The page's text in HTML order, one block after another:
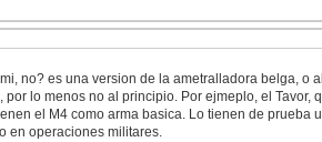
no? es una version de la ametralladora belga, o
lo menos no al principio. Por ejmeplo, el Tavor,
el M4 como arma basica. Lo tienen de prueba
en operaciones militares.